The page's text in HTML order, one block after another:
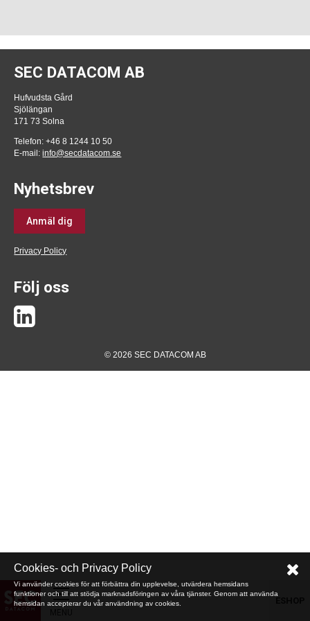
SEC DATACOM AB
Hufvudsta Gård
Sjölängan
171 73 Solna
Telefon: +46 8 1244 10 50
E-mail:info@secdatacom.se
Nyhetsbrev
Anmäl dig
Privacy Policy
Följ oss
© 2026 SEC DATACOM AB
Cookies- och Privacy Policy
Vi använder cookies för att förbättra din upplevelse, utvärdera hemsidans
funktioner och till att stödja marknadsföringen av våra tjänster. Genom att använda
hemsidan accepterar du vår användning av cookies.